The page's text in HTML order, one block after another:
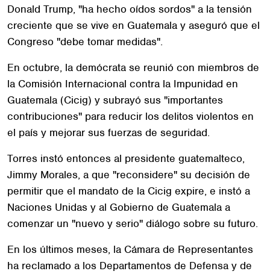
Donald Trump, "ha hecho oídos sordos" a la tensión
creciente que se vive en Guatemala y aseguró que el
Congreso "debe tomar medidas".
En octubre, la demócrata se reunió con miembros de
la Comisión Internacional contra la Impunidad en
Guatemala (Cicig) y subrayó sus "importantes
contribuciones" para reducir los delitos violentos en
el país y mejorar sus fuerzas de seguridad.
Torres instó entonces al presidente guatemalteco,
Jimmy Morales, a que "reconsidere" su decisión de
permitir que el mandato de la Cicig expire, e instó a
Naciones Unidas y al Gobierno de Guatemala a
comenzar un "nuevo y serio" diálogo sobre su futuro.
En los últimos meses, la Cámara de Representantes
ha reclamado a los Departamentos de Defensa y de